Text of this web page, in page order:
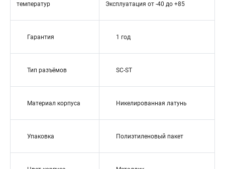
температур
Эксплуатация от -40 до +85
Гарантия 1 год
Тип разъёмов SC-ST
Материал корпуса Никелированная латунь
Упаковка Полиэтиленовый пакет